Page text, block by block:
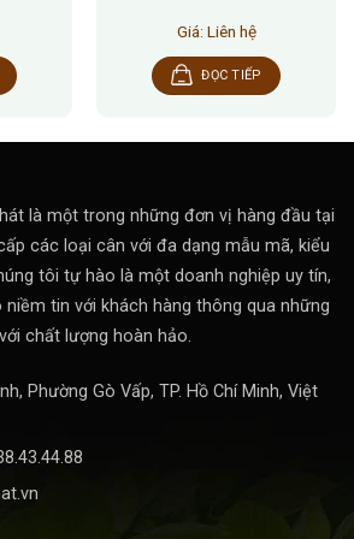
Giá: Liên hệ
ĐỌC TIẾP
là một trong những đơn vị hàng đầu tại
các loại cân với đa dạng mẫu mã, kiểu
tôi tự hào là một doanh nghiệp uy tín,
niềm tin với khách hàng thông qua những
chất lượng hoàn hảo.
Phường Gò Vấp, TP. Hồ Chí Minh, Việt